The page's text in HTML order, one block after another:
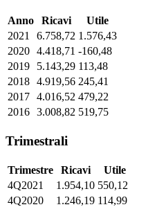
Anno Ricavi
Utile
2021
6.758,72 1.576,43
2020 4.418,71 -160,48
2019
5.143,29 113,48
2018 4.919,56 245,41
2017 4.016,52 479,22
2016 3.008,82 519,75
Trimestrali
Trimestre Ricavi
Utile
4Q2021
1.954,10 550,12
4Q2020
1.246,19 114,99